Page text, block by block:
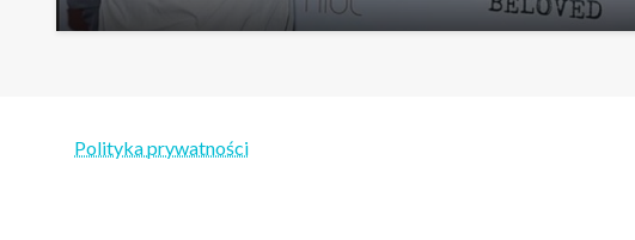
Polityka prywatności